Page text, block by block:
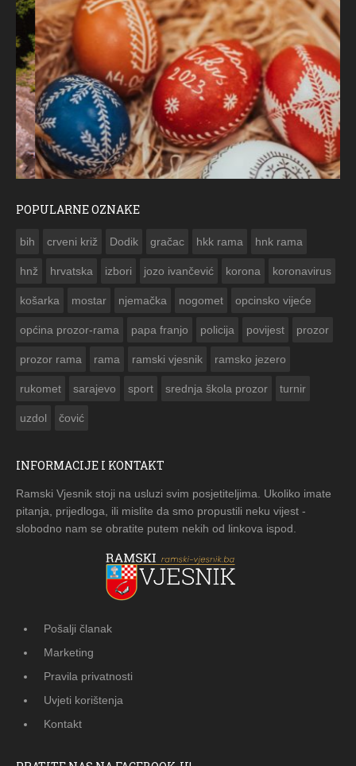
POPULARNE OZNAKE
bih crveni križ Dodik gračac hkk rama hnk rama
hnž hrvatska izbori jozo ivančević korona koronavirus
košarka mostar njemačka nogomet opcinsko vijeće
općina prozor-rama papa franjo policija povijest prozor
prozor rama rama ramski vjesnik ramsko jezero
rukomet sarajevo sport srednja škola prozor turnir
uzdol čović
INFORMACIJE I KONTAKT
Ramski Vjesnik stoji na usluzi svim posjetiteljima. Ukoliko imate
pitanja, prijedloga, ili mislite da smo propustili neku vijest -
slobodno nam se obratite putem nekih od linkova ispod.
Pošalji članak
Marketing
Pravila privatnosti
Uvjeti korištenja
Kontakt